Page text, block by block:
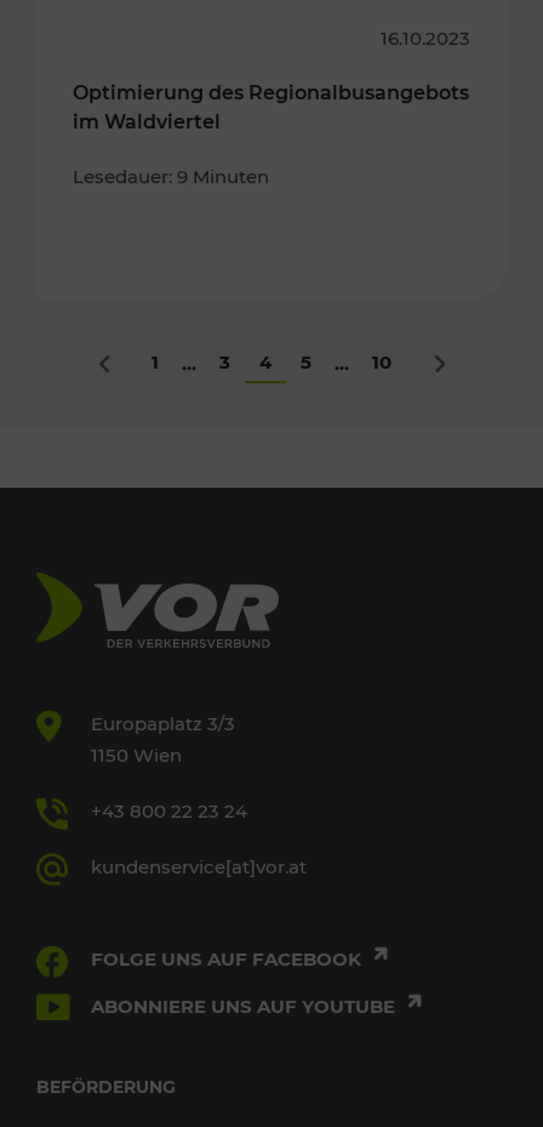
16.10.2023
Optimierung des Regionalbusangebots
im Waldviertel
Lesedauer: 9 Minuten
Zurück
1 ... 3 4 5 ... 10 Nächstes
Europaplatz 3/3
1150 Wien
+43 800 22 23 24
kundenservice[at]vor.at
FOLGE UNS AUF FACEBOOK
ABONNIERE UNS AUF YOUTUBE
BEFÖRDERUNG